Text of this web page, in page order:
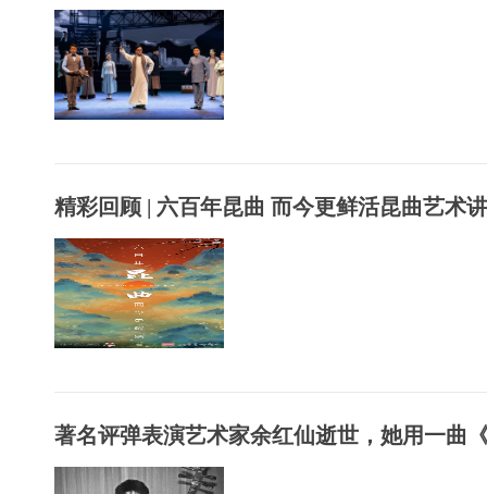
精彩回顾 | 六百年昆曲 而今更鲜活昆曲艺术
著名评弹表演艺术家余红仙逝世，她用一曲